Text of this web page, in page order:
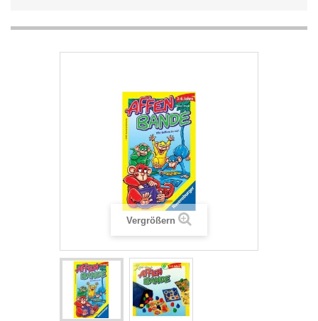
Vergrößern